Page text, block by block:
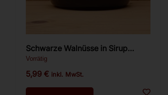
Schwarze Walnüsse in Sirup
(ganze Walnüsse) 450g.
Vorrätig
5,99 € inkl. MwSt.